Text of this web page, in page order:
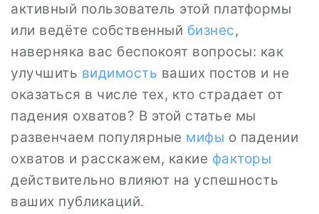
активный пользователь этой платформы
или ведёте собственный бизнес,
наверняка вас беспокоят вопросы: как
улучшить видимость ваших постов и не
оказаться в числе тех, кто страдает от
падения охватов? В этой статье мы
развенчаем популярные мифы о падении
охватов и расскажем, какие факторы
действительно влияют на успешность
ваших публикаций.